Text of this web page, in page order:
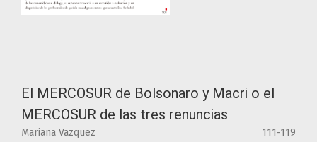
El MERCOSUR de Bolsonaro y Macri o el
MERCOSUR de las tres renuncias
Mariana Vazquez 111-119